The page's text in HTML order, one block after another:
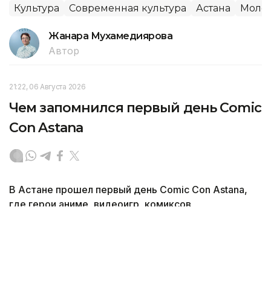
Культура Современная культура Астана
Жанара Мухамедиярова
Автор
21:22, 06 Августа 2026
Чем запомнился первый день Comic
Con Astana
В Астане прошел первый день Comic Con Astana,
где герои аниме, видеоигр, комиксов